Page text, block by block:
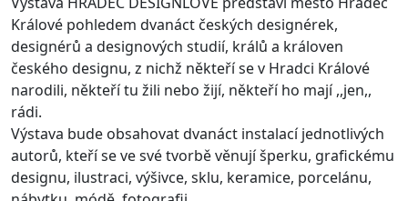
Králové pohledem dvanáct českých designérek,
designérů a designových studií, králů a královen
českého designu, z nichž někteří se v Hradci Králové
narodili, někteří tu žili nebo žijí, někteří ho mají ,,jen,,
rádi.
Výstava bude obsahovat dvanáct instalací jednotlivých
autorů, kteří se ve své tvorbě věnují šperku, grafickému
designu, ilustraci, výšivce, sklu, keramice, porcelánu,